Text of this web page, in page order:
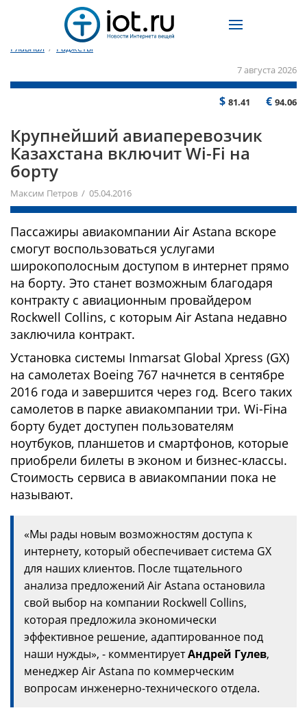
Главная / Гаджеты
7 августа 2026
$ 81.41 € 94.06
Крупнейший авиаперевозчик
Казахстана включит Wi-Fi на
борту
Максим Петров / 05.04.2016
Пассажиры авиакомпании Air Astana вскоре
смогут воспользоваться услугами
широкополосным доступом в интернет прямо
на борту. Это станет возможным благодаря
контракту с авиационным провайдером
Rockwell Collins, с которым Air Astana недавно
заключила контракт.
Установка системы Inmarsat Global Xpress (GX)
на самолетах Boeing 767 начнется в сентябре
2016 года и завершится через год. Всего таких
самолетов в парке авиакомпании три. Wi-Fiна
борту будет доступен пользователям
ноутбуков, планшетов и смартфонов, которые
приобрели билеты в эконом и бизнес-классы.
Стоимость сервиса в авиакомпании пока не
называют.
«Мы рады новым возможностям доступа к
интернету, который обеспечивает система GX
для наших клиентов. После тщательного
анализа предложений Air Astana остановила
свой выбор на компании Rockwell Collins,
которая предложила экономически
эффективное решение, адаптированное под
наши нужды», - комментируетАндрей Гулев,
менеджер Air Astana по коммерческим
вопросам инженерно-технического отдела.